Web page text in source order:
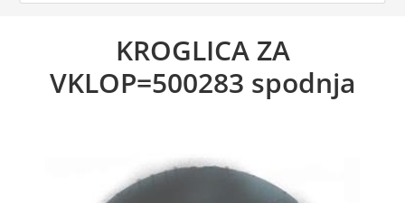
KROGLICA ZA
VKLOP=500283 spodnja